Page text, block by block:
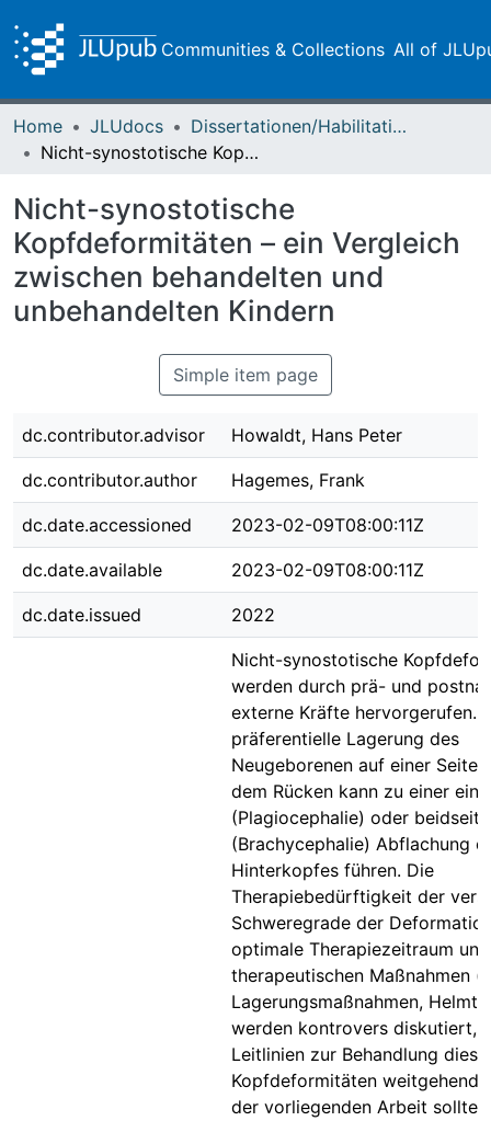
Communities & Collections All of
Home JLUdocs
Dissertationen/Habilitationen
Nicht-synostotische Kopfdeformitäten – ein Vergleich zwischen behandelten und unbehandelten Kindern
Nicht-synostotische
Kopfdeformitäten – ein Vergleich
zwischen behandelten und
unbehandelten Kindern
Simple item page
dc.contributor.advisor Howaldt, Hans Peter
dc.contributor.author Hagemes, Frank
dc.date.accessioned 2023-02-09T08:00:11Z
dc.date.available 2023-02-09T08:00:11Z
dc.date.issued 2022
Nicht-synostotische
werden durch prä- und
externe Kräfte hervorgerufen.
präferentielle Lagerung des
Neugeborenen auf einer Seite
dem Rücken kann zu einer ein-
(Plagiocephalie) oder
(Brachycephalie) Abflachung
Hinterkopfes führen. Die
Therapiebedürftigkeit der
Schweregrade der
optimale Therapiezeitraum
therapeutischen Maßnahmen
Lagerungsmaßnahmen,
werden kontrovers diskutiert,
Leitlinien zur Behandlung
Kopfdeformitäten weitgehend
der vorliegenden Arbeit sollte